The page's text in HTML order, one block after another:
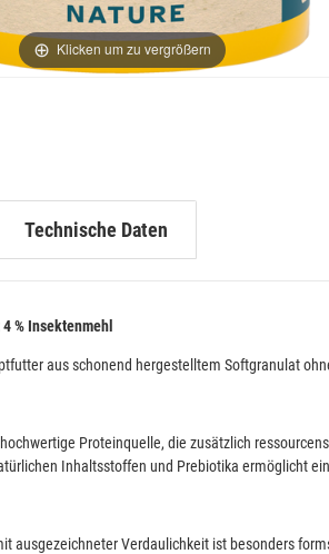
Klicken um zu vergrößern
Technische Daten
% Insektenmehl
aus schonend hergestelltem Softgranulat
Proteinquelle, die zusätzlich
Inhaltsstoffen und Prebiotika ermöglicht
ausgezeichneter Verdaulichkeit ist besonders